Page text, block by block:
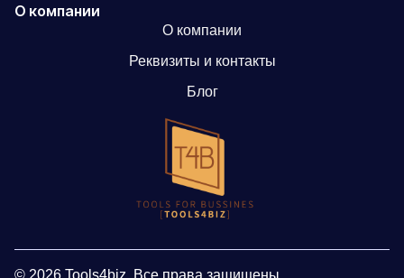
О компании
О компании
Реквизиты и контакты
Блог
© 2026 Tools4biz, Все права защищены.